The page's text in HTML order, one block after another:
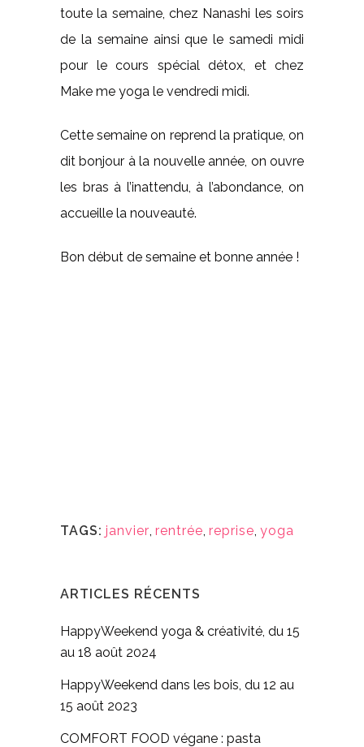
toute la semaine, chez Nanashi les soirs
de la semaine ainsi que le samedi midi
pour le cours spécial détox, et chez
Make me yoga le vendredi midi.
Cette semaine on reprend la pratique, on
dit bonjour à la nouvelle année, on ouvre
les bras à l’inattendu, à l’abondance, on
accueille la nouveauté.
Bon début de semaine et bonne année !
TAGS: janvier, rentrée, reprise, yoga
ARTICLES RÉCENTS
HappyWeekend yoga & créativité, du 15
au 18 août 2024
HappyWeekend dans les bois, du 12 au
15 août 2023
COMFORT FOOD végane : pasta